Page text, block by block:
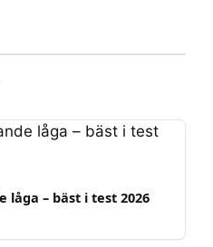
låga – bäst i test 2026